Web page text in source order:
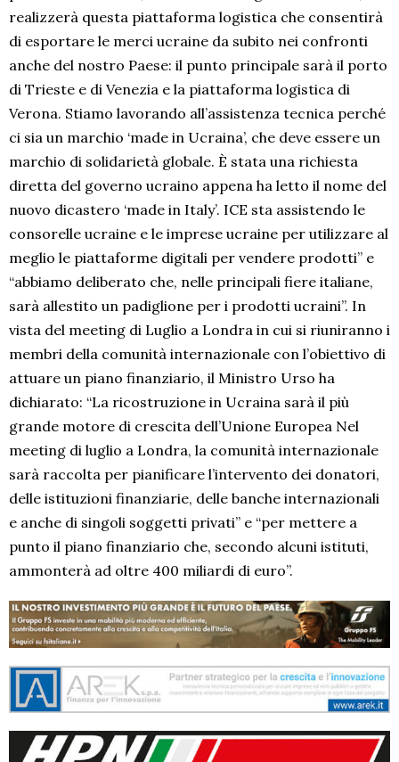
realizzerà questa piattaforma logistica che consentirà
di esportare le merci ucraine da subito nei confronti
anche del nostro Paese: il punto principale sarà il porto
di Trieste e di Venezia e la piattaforma logistica di
Verona. Stiamo lavorando all’assistenza tecnica perché
ci sia un marchio ‘made in Ucraina’, che deve essere un
marchio di solidarietà globale. È stata una richiesta
diretta del governo ucraino appena ha letto il nome del
nuovo dicastero ‘made in Italy’. ICE sta assistendo le
consorelle ucraine e le imprese ucraine per utilizzare al
meglio le piattaforme digitali per vendere prodotti” e
“abbiamo deliberato che, nelle principali fiere italiane,
sarà allestito un padiglione per i prodotti ucraini”. In
vista del meeting di Luglio a Londra in cui si riuniranno i
membri della comunità internazionale con l’obiettivo di
attuare un piano finanziario, il Ministro Urso ha
dichiarato: “La ricostruzione in Ucraina sarà il più
grande motore di crescita dell’Unione Europea Nel
meeting di luglio a Londra, la comunità internazionale
sarà raccolta per pianificare l’intervento dei donatori,
delle istituzioni finanziarie, delle banche internazionali
e anche di singoli soggetti privati” e “per mettere a
punto il piano finanziario che, secondo alcuni istituti,
ammonterà ad oltre 400 miliardi di euro”.